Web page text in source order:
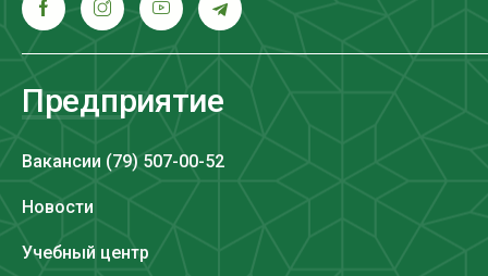
Предприятие
Вакансии (79) 507-00-52
Новости
Учебный центр